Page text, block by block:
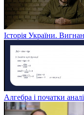
Історія України.
Алгебра і початки